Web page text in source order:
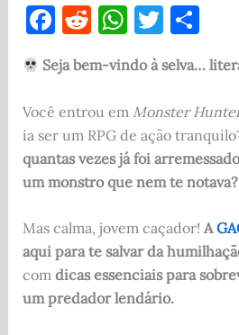
F
a
c
e
b
o
o
k
R
d
di
t
W
h
at
s
A
p
p
T
w
it
te
r
S
h
ar
e
Seja bem-vindo à selva…
Você entrou em Monster
ia ser um RPG de ação
quantas vezes já foi
um monstro que nem te notava?
Mas calma, jovem caçador! A
aqui para te salvar da
com dicas essenciais para
um predador lendário.